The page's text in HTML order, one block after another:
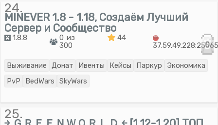
24.
MINEVER 1.8 - 1.18, Создаём Лучший
Сервер и Сообщество
1.8.8
0 из
300
44
0
Выживание Донат Ивенты Кейсы Паркур
Экономика
PvP
BedWars SkyWars
25.